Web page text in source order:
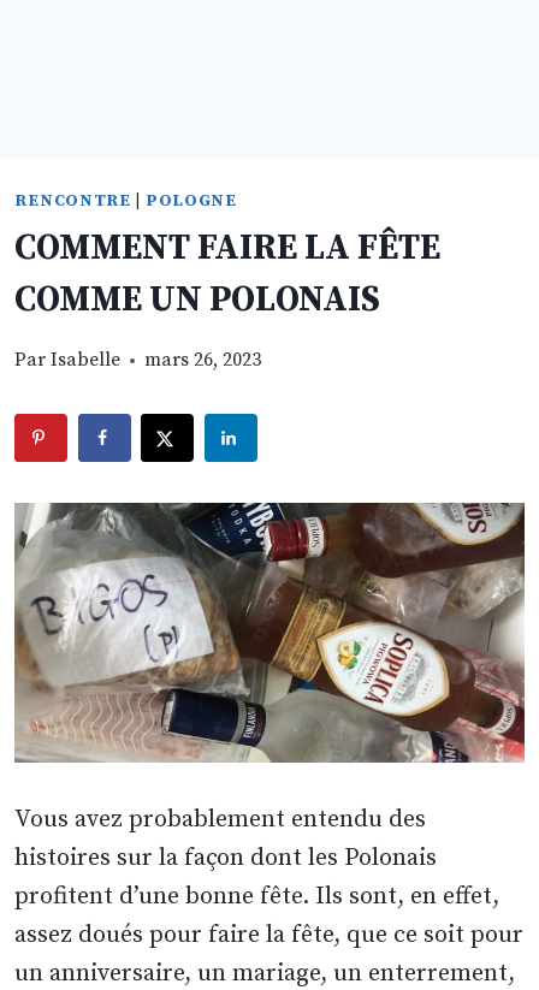
RENCONTRE POLOGNE
COMMENT FAIRE LA FÊTE
COMME UN POLONAIS
Par Isabelle mars 26, 2023
Vous avez probablement entendu des
histoires sur la façon dont les Polonais
profitent d’une bonne fête. Ils sont, en effet,
assez doués pour faire la fête, que ce soit pour
un anniversaire, un mariage, un enterrement,